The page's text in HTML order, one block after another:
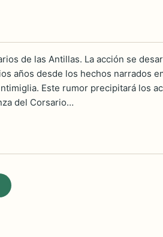
de las Antillas. La acción se
años desde los hechos narrados
Este rumor precipitará los
del Corsario…